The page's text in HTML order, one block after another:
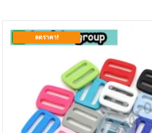
ลดราคา!